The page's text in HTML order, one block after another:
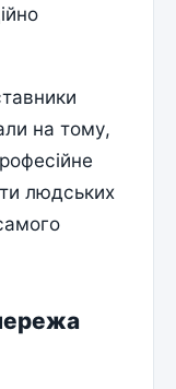
на тому,
людських